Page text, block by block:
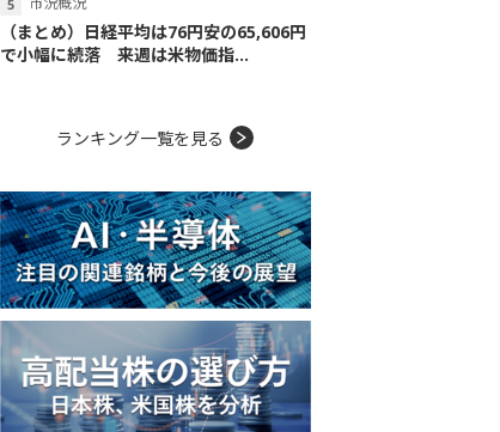
（まとめ）日経平均は76円安の65,606円
で小幅に続落 来週は米物価指...
ランキング一覧を見る